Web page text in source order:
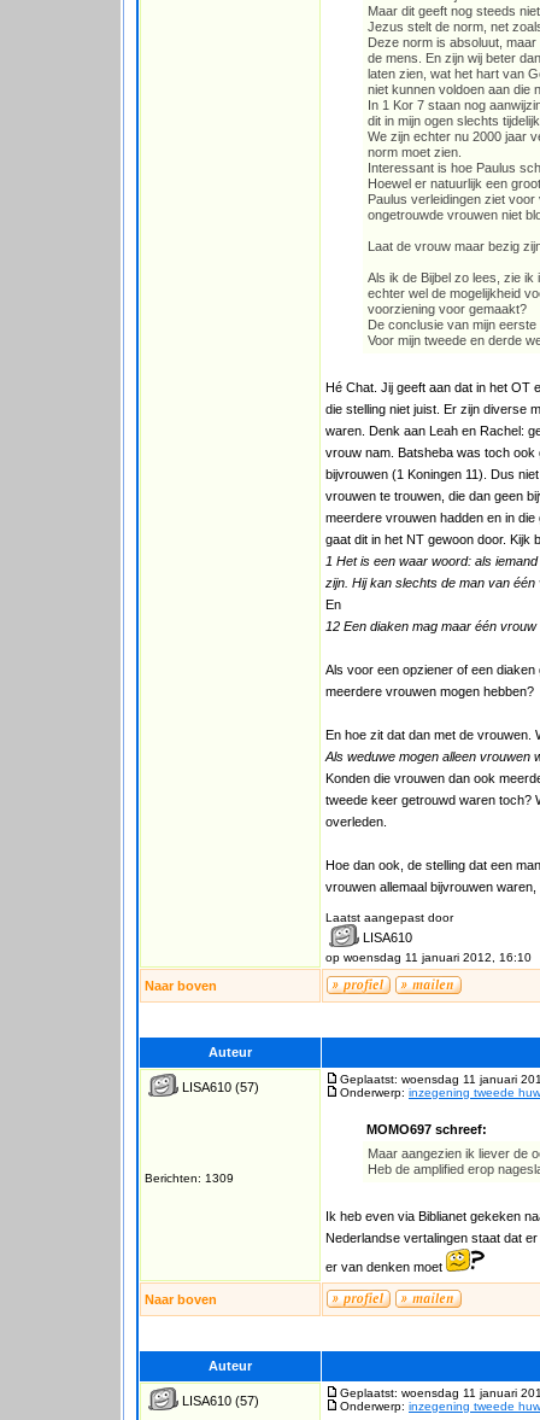
Maar dit geeft nog steeds
Jezus stelt de norm, net
Deze norm is absoluut,
de mens. En zijn wij beter
laten zien, wat het hart van
niet kunnen voldoen aan die
In 1 Kor 7 staan nog
dit in mijn ogen slechts
We zijn echter nu 2000 jaar
norm moet zien.
Interessant is hoe Paulus
Hoewel er natuurlijk een
Paulus verleidingen ziet
ongetrouwde vrouwen niet
Laat de vrouw maar bezig
Als ik de Bijbel zo lees, zie
echter wel de mogelijkheid
voorziening voor gemaakt?
De conclusie van mijn
Voor mijn tweede en derde
Hé Chat. Jij geeft aan dat in het OT
die stelling niet juist. Er zijn diverse
waren. Denk aan Leah en Rachel:
vrouw nam. Batsheba was toch ook
bijvrouwen (1 Koningen 11). Dus
vrouwen te trouwen, die dan geen
meerdere vrouwen hadden en in
gaat dit in het NT gewoon door. Kijk
1 Het is een waar woord: als
zijn. Hij kan slechts de man van
En
12 Een diaken mag maar één
Als voor een opziener of een
meerdere vrouwen mogen hebben?
En hoe zit dat dan met de vrouwen.
Als weduwe mogen alleen vrouwen
Konden die vrouwen dan ook
tweede keer getrouwd waren toch?
overleden.
Hoe dan ook, de stelling dat een
vrouwen allemaal bijvrouwen
Laatst aangepast door
LISA610
op woensdag 11 januari 2012, 16:10
Naar boven
Auteur
LISA610 (57)
Berichten: 1309
Geplaatst: woensdag 11 januari
Onderwerp: inzegening tweede
MOMO697 schreef:
Maar aangezien ik liever de
Heb de amplified erop
Ik heb even via Biblianet gekeken
Nederlandse vertalingen staat dat
er van denken moet
Naar boven
Auteur
LISA610 (57)
Geplaatst: woensdag 11 januari
Onderwerp: inzegening tweede